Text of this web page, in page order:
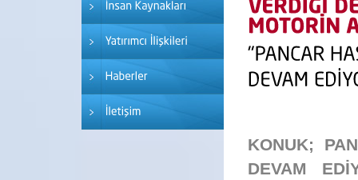
KONUK;
DEVAM